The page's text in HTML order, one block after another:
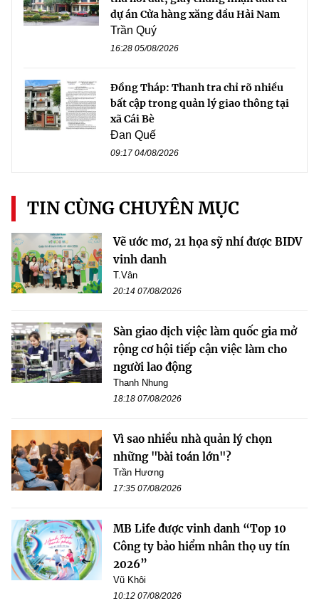
dự án Cửa hàng xăng dầu Hải Nam
Trần Quý
16:28 05/08/2026
Đồng Tháp: Thanh tra chỉ rõ nhiều
bất cập trong quản lý giao thông tại
xã Cái Bè
Đan Quế
09:17 04/08/2026
TIN CÙNG CHUYÊN MỤC
Vẽ ước mơ, 21 họa sỹ nhí được BIDV
vinh danh
T.Vân
20:14 07/08/2026
Sàn giao dịch việc làm quốc gia mở
rộng cơ hội tiếp cận việc làm cho
người lao động
Thanh Nhung
18:18 07/08/2026
Vì sao nhiều nhà quản lý chọn
những "bài toán lớn"?
Trần Hương
17:35 07/08/2026
MB Life được vinh danh “Top 10
Công ty bảo hiểm nhân thọ uy tín
2026”
Vũ Khôi
10:12 07/08/2026